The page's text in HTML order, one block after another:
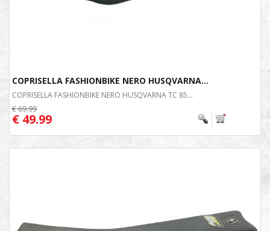
COPRISELLA FASHIONBIKE NERO HUSQVARNA...
COPRISELLA FASHIONBIKE NERO HUSQVARNA TC 85...
€ 69.99
€ 49.99